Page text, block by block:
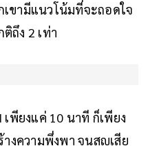
ขามีแนวโน้มที่จะถอดใจ
ถึง 2 เท่า
เพียงแค่ 10 นาที ก็เพียง
งความพึ่งพา จนสูญเสีย